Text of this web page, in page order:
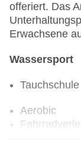
offeriert. Das
Erwachsene
Wassersport
Tauchschule
Aerobic